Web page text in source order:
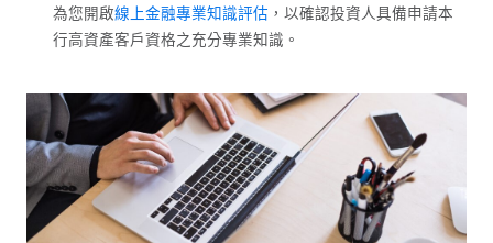
為您開啟線上金融專業知識評估 ，以確認投資人具備申請本
行高資產客戶資格之充分專業知識。